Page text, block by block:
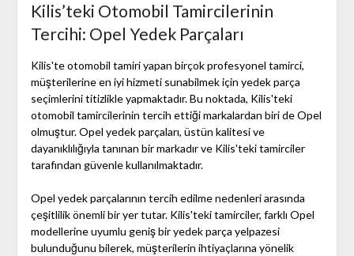
Kilis’teki Otomobil Tamircilerinin
Tercihi: Opel Yedek Parçaları
Kilis'te otomobil tamiri yapan birçok profesyonel tamirci,
müşterilerine en iyi hizmeti sunabilmek için yedek parça
seçimlerini titizlikle yapmaktadır. Bu noktada, Kilis'teki
otomobil tamircilerinin tercih ettiği markalardan biri de Opel
olmuştur. Opel yedek parçaları, üstün kalitesi ve
dayanıklılığıyla tanınan bir markadır ve Kilis'teki tamirciler
tarafından güvenle kullanılmaktadır.
Opel yedek parçalarının tercih edilme nedenleri arasında
çeşitlilik önemli bir yer tutar. Kilis'teki tamirciler, farklı Opel
modellerine uyumlu geniş bir yedek parça yelpazesi
bulunduğunu bilerek, müşterilerin ihtiyaçlarına yönelik